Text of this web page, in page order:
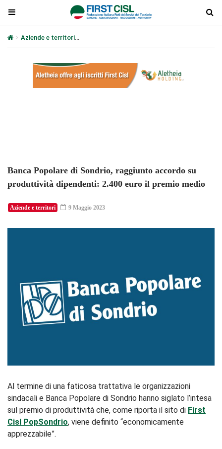
Aziende e territori
Banca Popolare di Sondrio, raggiunto accordo su
produttività dipendenti: 2.400 euro il premio medio
Aziende e territori 9 Maggio 2023
Al termine di una faticosa trattativa le organizzazioni
sindacali e Banca Popolare di Sondrio hanno siglato l’intesa
sul premio di produttività che, come riporta il sito di First
Cisl PopSondrio, viene definito “economicamente
apprezzabile”.